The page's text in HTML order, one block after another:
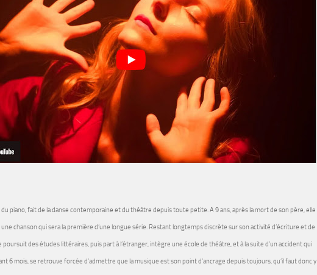
piano, fait de la danse contemporaine et du théâtre depuis toute petite. A 9 ans, après la mort de son père, elle
chanson qui sera la première d’une longue série. Restant longtemps discrète sur son activité d’écriture et de
poursuit des études littéraires, puis part à l’étranger, intègre une école de théâtre, et à la suite d’un accident qui
6 mois, se retrouve forcée d’admettre que la musique est son point d’ancrage depuis toujours, qu’il faut donc y